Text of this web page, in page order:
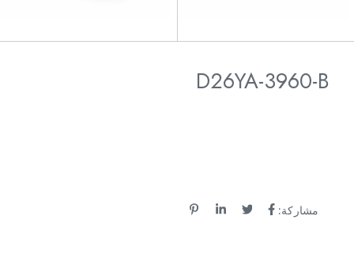
D26YA-3960-B
مشاركة: